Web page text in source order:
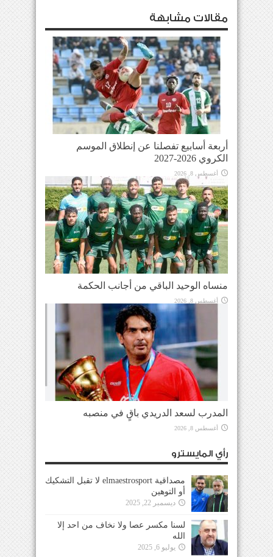
مقالات مشابهة
أربعة أسابيع تفصلنا عن إنطلاق الموسم
الكروي 2026-2027
أغسطس 8, 2026
منساه الوحيد الباقي من أجانب الحكمة
أغسطس 8, 2026
المدرب لسعد الدريدي باقٍ في منصبه
أغسطس 8, 2026
رأي المايسترو
مصداقية elmaestrosport لا تقبل التشكيك
أو التوهين
ديسمبر 22, 2025
لسنا مكسر عصا ولا نخاف من احد إلا
الله
يوليو 6, 2025